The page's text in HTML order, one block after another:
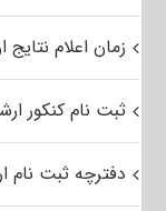
زمان اعلام نتایج
ثبت نام کنکور ارشد
دفترچه ثبت نام